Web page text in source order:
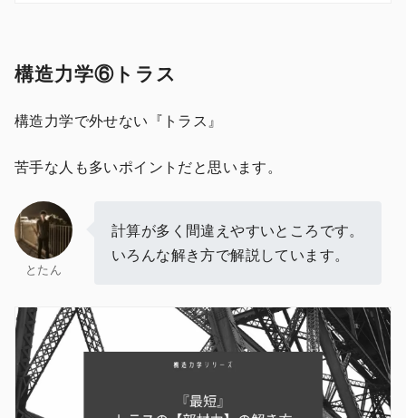
構造力学⑥トラス
構造力学で外せない『トラス』
苦手な人も多いポイントだと思います。
とたん
計算が多く間違えやすいところです。
いろんな解き方で解説しています。